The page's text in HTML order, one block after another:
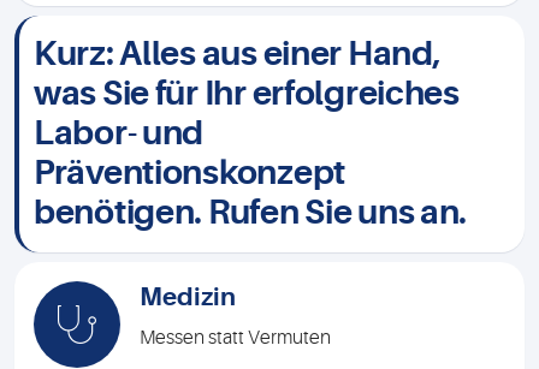
Kurz: Alles aus einer Hand,
was Sie für Ihr erfolgreiches
Labor- und
Präventionskonzept
benötigen. Rufen Sie uns an.
Medizin
Messen statt Vermuten